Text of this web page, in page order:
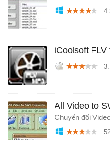
iCoolsoft
All Video to
Chuyển đổi